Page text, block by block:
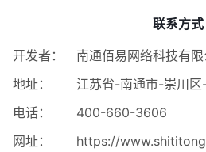
联系方式
开发者：
南通佰易网络科技有限
地址：
江苏省-南通市-崇川区
电话：
400-660-3606
网址：
https://